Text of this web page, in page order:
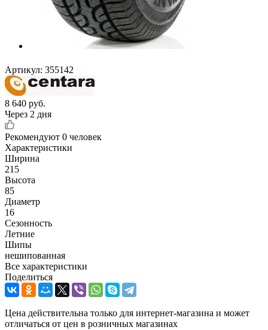
Артикул: 355142
8 640 руб.
Через 2 дня
Рекомендуют 0 человек
Характеристики
Ширина
215
Высота
85
Диаметр
16
Сезонность
Летние
Шипы
нешипованная
Все характеристики
Поделиться
Цена действительна только для интернет-магазина и может
отличаться от цен в розничных магазинах